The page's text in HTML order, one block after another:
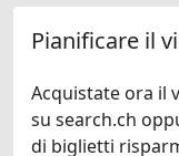
Pianificare il
Acquistate ora il
su search.ch
di biglietti